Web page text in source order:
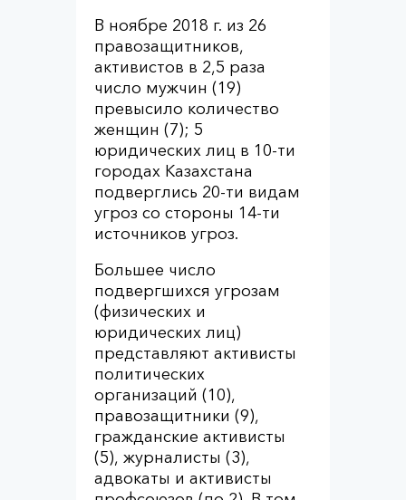
В ноябре 2018 г. из 26
правозащитников,
активистов в 2,5 раза
число мужчин (19)
превысило количество
женщин (7); 5
юридических лиц в 10-ти
городах Казахстана
подверглись 20-ти видам
угроз со стороны 14-ти
источников угроз.
Большее число
подвергшихся угрозам
(физических и
юридических лиц)
представляют активисты
политических
организаций (10),
правозащитники (9),
гражданские активисты
(5), журналисты (3),
адвокаты и активисты